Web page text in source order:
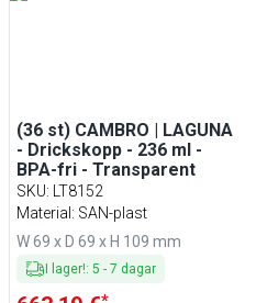
(36 st) CAMBRO | LAGUNA
- Drickskopp - 236 ml -
BPA-fri - Transparent
SKU: LT8152
Material: SAN-plast
W 69 x D 69 x H 109 mm
I lager!:5 -7 dagar